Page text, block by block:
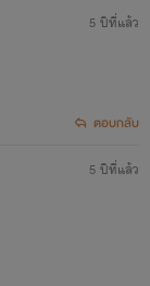
จบแล้ว]
จบแล้ว]
5 ปีที่แล้ว
ตอบกลับ
5 ปีที่แล้ว